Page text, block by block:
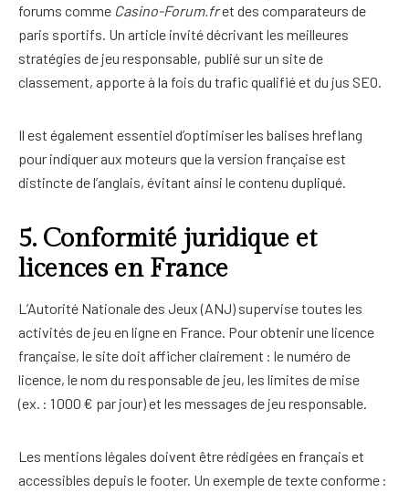
forums comme Casino-Forum.fret des comparateurs de
paris sportifs. Un article invité décrivant les meilleures
stratégies de jeu responsable, publié sur un site de
classement, apporte à la fois du trafic qualifié et du jus SEO.
Il est également essentiel d’optimiser les balises hreflang
pour indiquer aux moteurs que la version française est
distincte de l’anglais, évitant ainsi le contenu dupliqué.
5. Conformité juridique et
licences en France
L’Autorité Nationale des Jeux (ANJ) supervise toutes les
activités de jeu en ligne en France. Pour obtenir une licence
française, le site doit afficher clairement : le numéro de
licence, le nom du responsable de jeu, les limites de mise
(ex. : 1 000 € par jour) et les messages de jeu responsable.
Les mentions légales doivent être rédigées en français et
accessibles depuis le footer. Un exemple de texte conforme :